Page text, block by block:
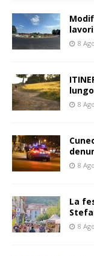
8
8
8
La
8